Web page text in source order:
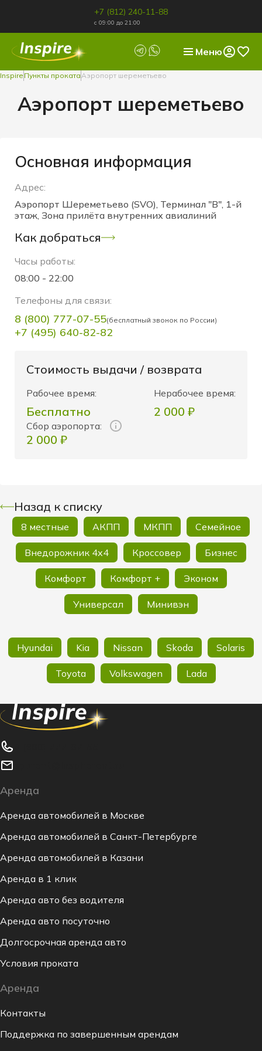
+7 (812) 240-11-88
с 09:00 до 21:00
Меню
Inspire Пункты прокатаАэропорт шереметьево
Аэропорт шереметьево
Основная информация
Адрес:
Аэропорт Шереметьево (SVO), Терминал "B", 1-й
этаж, Зона прилёта внутренних авиалиний
Как добраться
Часы работы:
08:00 - 22:00
Телефоны для связи:
8 (800) 777-07-55
+7 (495) 640-82-82
Стоимость выдачи / возврата
Рабочее время:
Бесплатно
Нерабочее время:
2 000 ₽
Сбор аэропорта:
2 000 ₽
Назад к списку
8 местные АКПП МКПП Семейное
Внедорожник 4х4 Кроссовер Бизнес
Комфорт Комфорт + Эконом
Универсал Минивэн
Hyundai Kia Nissan Skoda Solaris
Toyota Volkswagen Lada
Аренда
Аренда автомобилей в Москве
Аренда автомобилей в Санкт-Петербурге
Аренда автомобилей в Казани
Аренда в 1 клик
Аренда авто без водителя
Аренда авто посуточно
Долгосрочная аренда авто
Условия проката
Аренда
Контакты
Поддержка по завершенным арендам